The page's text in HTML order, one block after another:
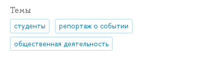
Темы
студенты
репортаж о событии
общественная деятельность